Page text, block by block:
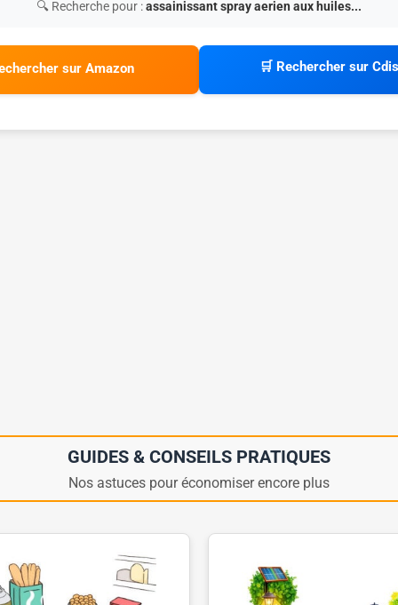
🔍 Recherche pour :assainissant spray aerien aux huiles...
sur Amazon 🛒 Rechercher sur
GUIDES & CONSEILS PRATIQUES
Nos astuces pour économiser encore plus